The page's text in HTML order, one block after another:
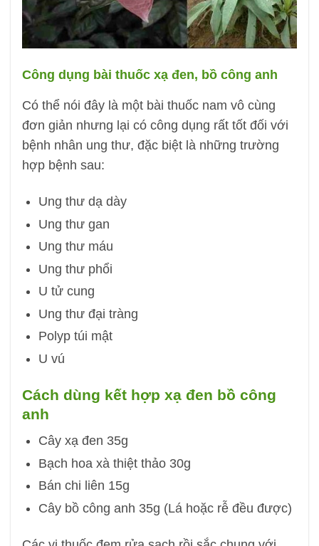
Công dụng bài thuốc xạ đen, bồ công anh
Có thể nói đây là một bài thuốc nam vô cùng
đơn giản nhưng lại có công dụng rất tốt đối với
bệnh nhân ung thư, đặc biệt là những trường
hợp bệnh sau:
Ung thư dạ dày
Ung thư gan
Ung thư máu
Ung thư phổi
U tử cung
Ung thư đại tràng
Polyp túi mật
U vú
Cách dùng kết hợp xạ đen bồ công
anh
Cây xạ đen 35g
Bạch hoa xà thiệt thảo 30g
Bán chi liên 15g
Cây bồ công anh 35g (Lá hoặc rễ đều được)